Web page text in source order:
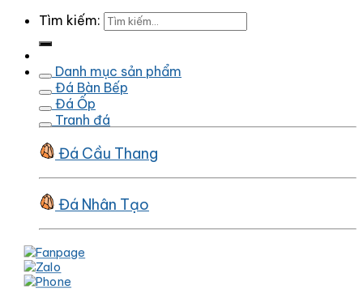
Tìm kiếm:
Danh mục sản phẩm
Đá Bàn Bếp
Đá Ốp
Tranh đá
Đá Cầu Thang
Đá Nhân Tạo